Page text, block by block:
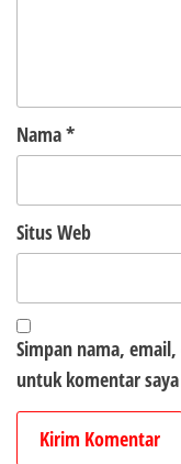
Nama*
Situs Web
Simpan nama,
untuk komentar